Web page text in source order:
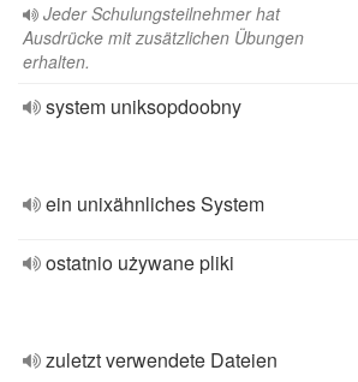
Jeder Schulungsteilnehmer hat
Ausdrücke mit zusätzlichen Übungen
erhalten.
system uniksopdoobny
ein unixähnliches System
ostatnio używane pliki
zuletzt verwendete Dateien